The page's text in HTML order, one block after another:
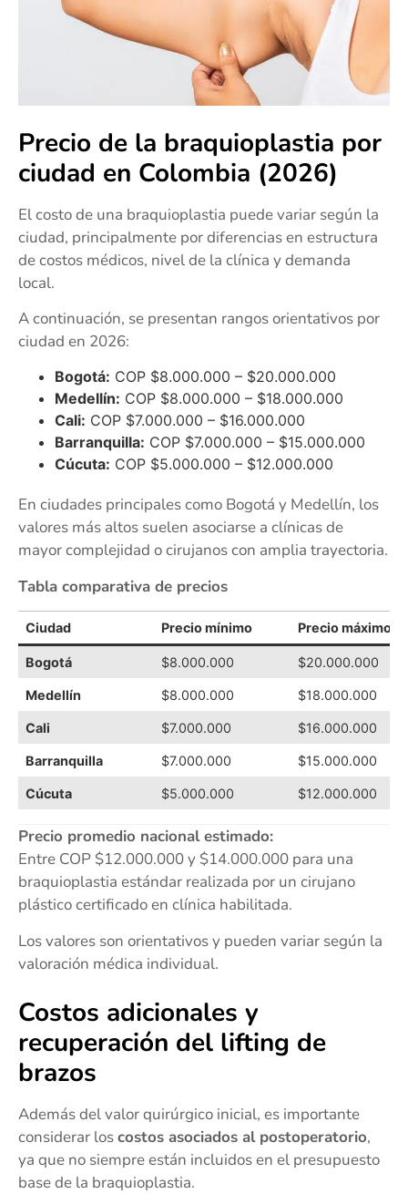
Precio de la braquioplastia por
ciudad en Colombia (2026)
El costo de una braquioplastia puede variar según la
ciudad, principalmente por diferencias en estructura
de costos médicos, nivel de la clínica y demanda
local.
A continuación, se presentan rangos orientativos por
ciudad en 2026:
Bogotá: COP $8.000.000 – $20.000.000
Medellín: COP $8.000.000 – $18.000.000
Cali: COP $7.000.000 – $16.000.000
Barranquilla: COP $7.000.000 – $15.000.000
Cúcuta: COP $5.000.000 – $12.000.000
En ciudades principales como Bogotá y Medellín, los
valores más altos suelen asociarse a clínicas de
mayor complejidad o cirujanos con amplia trayectoria.
Tabla comparativa de precios
Ciudad Precio mínimo Precio máximo
Bogotá $8.000.000 $20.000.000
Medellín $8.000.000 $18.000.000
Cali $7.000.000 $16.000.000
Barranquilla $7.000.000 $15.000.000
Cúcuta $5.000.000 $12.000.000
Precio promedio nacional estimado:
Entre COP $12.000.000 y $14.000.000 para una
braquioplastia estándar realizada por un cirujano
plástico certificado en clínica habilitada.
Los valores son orientativos y pueden variar según la
valoración médica individual.
Costos adicionales y
recuperación del lifting de
brazos
Además del valor quirúrgico inicial, es importante
considerar loscostos asociados al postoperatorio,
ya que no siempre están incluidos en el presupuesto
base de la braquioplastia.